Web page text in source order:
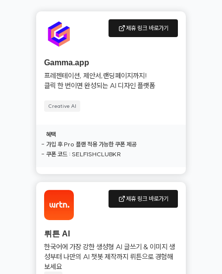
제휴 링크 바로가기
Gamma.app
프레젠테이션, 제안서,랜딩페이지까지!
클릭 한 번이면 완성되는 AI 디자인 플랫폼
Creative AI
혜택
- 가입 후 Pro 플랜 적용 가능한 쿠폰 제공
- 쿠폰 코드 : SELFISHCLUBKR
제휴 링크 바로가기
뤼튼 AI
한국어에 가장 강한 생성형 AI 글쓰기 & 이미지 생
성부터 나만의 AI 챗봇 제작까지 뤼튼으로 경험해
보세요